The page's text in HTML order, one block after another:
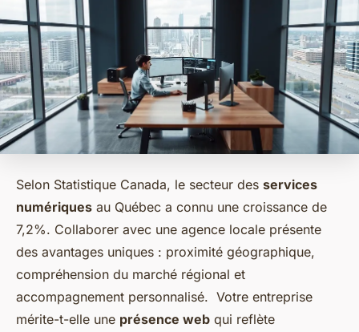
Selon Statistique Canada, le secteur des services
numériques au Québec a connu une croissance de
7,2%. Collaborer avec une agence locale présente
des avantages uniques : proximité géographique,
compréhension du marché régional et
accompagnement personnalisé. Votre entreprise
mérite-t-elle une présence web qui reflète